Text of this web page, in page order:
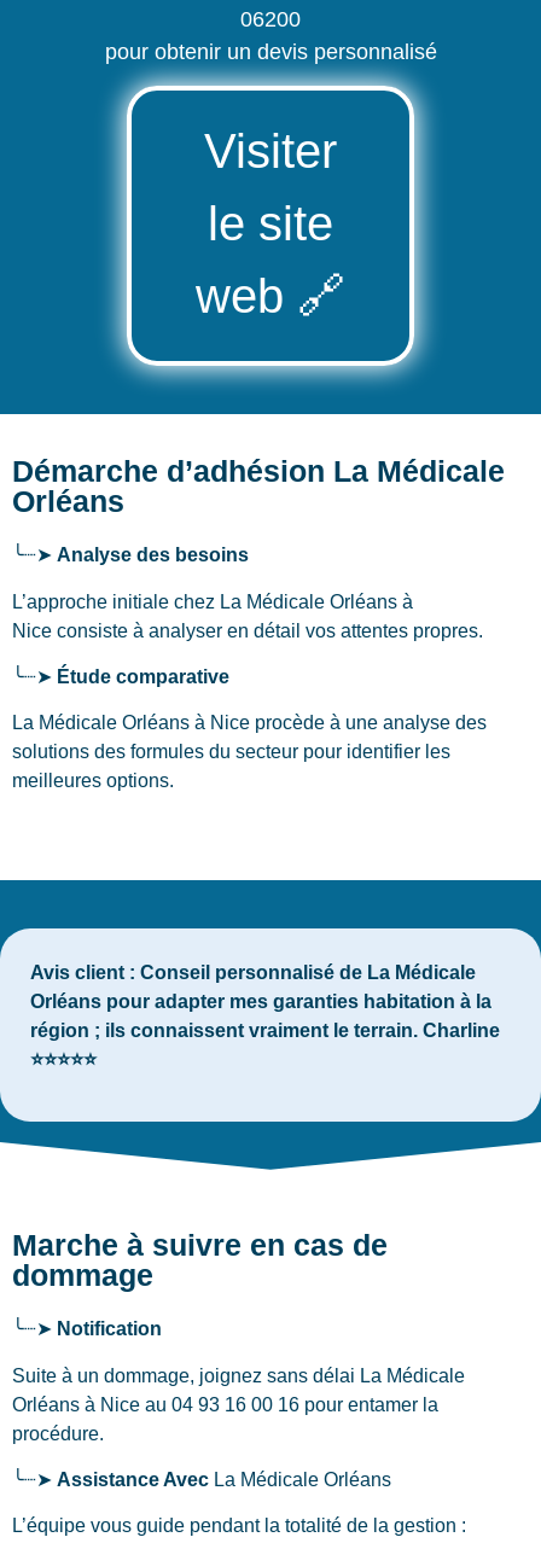
06200
pour obtenir un devis personnalisé
Visiter
le site
web 🔗
Démarche d’adhésion La Médicale
Orléans
╰┈➤ Analyse des besoins
L’approche initiale chez La Médicale Orléans à
Nice consiste à analyser en détail vos attentes propres.
╰┈➤ Étude comparative
La Médicale Orléans à Nice procède à une analyse des
solutions des formules du secteur pour identifier les
meilleures options.
Avis client : Conseil personnalisé de La Médicale
Orléans pour adapter mes garanties habitation à la
région ; ils connaissent vraiment le terrain. Charline
⭐⭐⭐⭐⭐
Marche à suivre en cas de
dommage
╰┈➤ Notification
Suite à un dommage, joignez sans délai La Médicale
Orléans à Nice au 04 93 16 00 16 pour entamer la
procédure.
╰┈➤ Assistance Avec La Médicale Orléans
L’équipe vous guide pendant la totalité de la gestion :